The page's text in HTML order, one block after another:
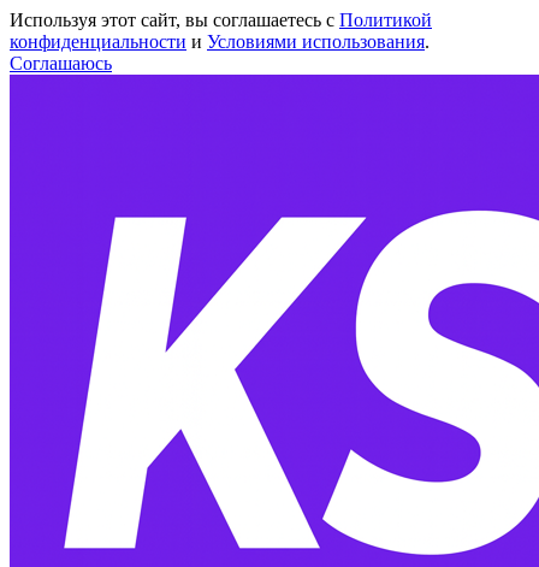
Используя этот сайт, вы соглашаетесь с Политикой
конфиденциальности и Условиями использования.
Соглашаюсь